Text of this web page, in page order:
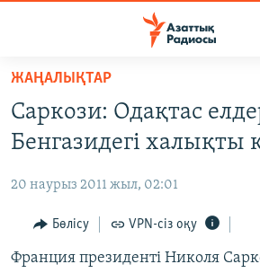
Skip
main
content
to
Navigation
Skip
САЯСАТ
ҚАҢТАР ОҚИҒАСЫ
АДАМ ҚҰҚЫҚТАРЫ
ӘЛЕУМЕТ
ЖАҢАЛЫҚТАР
Саркози: Одақтас
Бенгазидегі халықты
20 наурыз 2011 жыл, 02:01
Бөлісу VPN-сіз оқу
Франция президенті Николя